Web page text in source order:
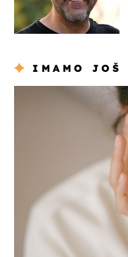
IMAMO JOŠ
moda & ljepota